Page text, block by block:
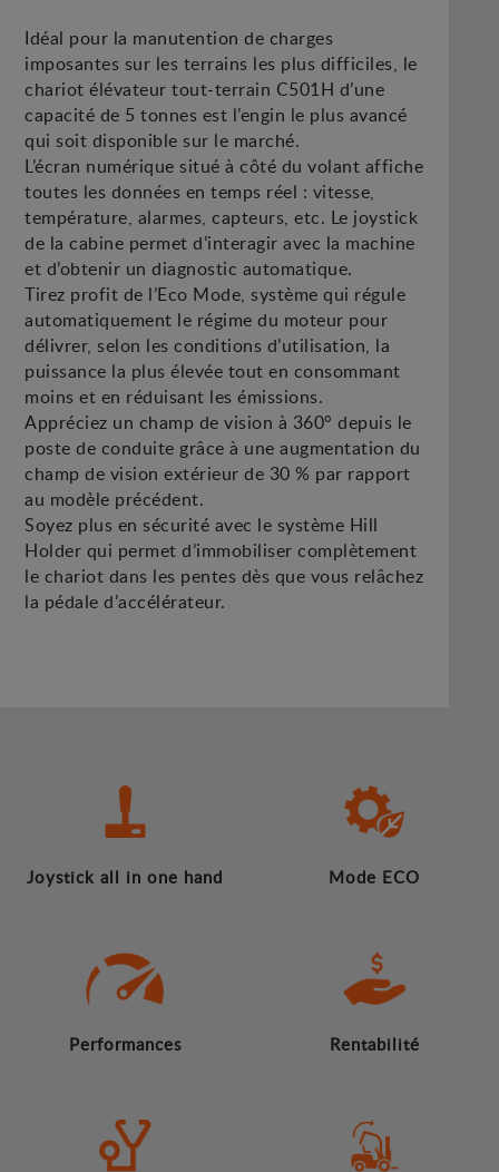
Idéal pour la manutention de charges
imposantes sur les terrains les plus difficiles, le
chariot élévateur tout-terrain C501H d’une
capacité de 5 tonnes est l’engin le plus avancé
qui soit disponible sur le marché.
L’écran numérique situé à côté du volant affiche
toutes les données en temps réel : vitesse,
température, alarmes, capteurs, etc. Le joystick
de la cabine permet d’interagir avec la machine
et d’obtenir un diagnostic automatique.
Tirez profit de l’Eco Mode, système qui régule
automatiquement le régime du moteur pour
délivrer, selon les conditions d’utilisation, la
puissance la plus élevée tout en consommant
moins et en réduisant les émissions.
Appréciez un champ de vision à 360° depuis le
poste de conduite grâce à une augmentation du
champ de vision extérieur de 30 % par rapport
au modèle précédent.
Soyez plus en sécurité avec le système Hill
Holder qui permet d’immobiliser complètement
le chariot dans les pentes dès que vous relâchez
la pédale d’accélérateur.
Joystick all in one hand Mode ECO
Performances Rentabilité